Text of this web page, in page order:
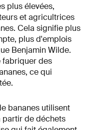
plus élevées,
et agricultrices
Cela signifie plus
plus d'emplois
Benjamin Wilde.
fabriquer des
ce qui
bananes utilisent
de déchets